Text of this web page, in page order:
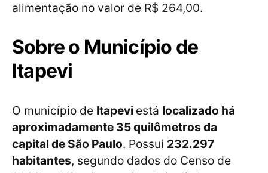
alimentação no valor de R$ 264,00.
Sobre o Município de
Itapevi
O município de Itapevi está localizado há
aproximadamente 35 quilômetros da
capital de São Paulo. Possui 232.297
habitantes, segundo dados do Censo de